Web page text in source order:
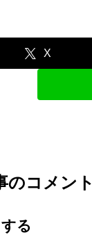
X
のコメント
る